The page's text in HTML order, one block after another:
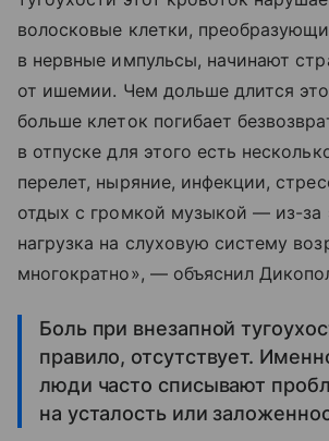
волосковые клетки,
в нервные импульсы, начинают
от ишемии. Чем дольше длится
больше клеток погибает
в отпуске для этого есть
перелет, ныряние, инфекции,
отдых с громкой музыкой — из-за
нагрузка на слуховую систему
многократно», — объяснил
Боль при внезапной
правило, отсутствует.
люди часто списывают
на усталость или